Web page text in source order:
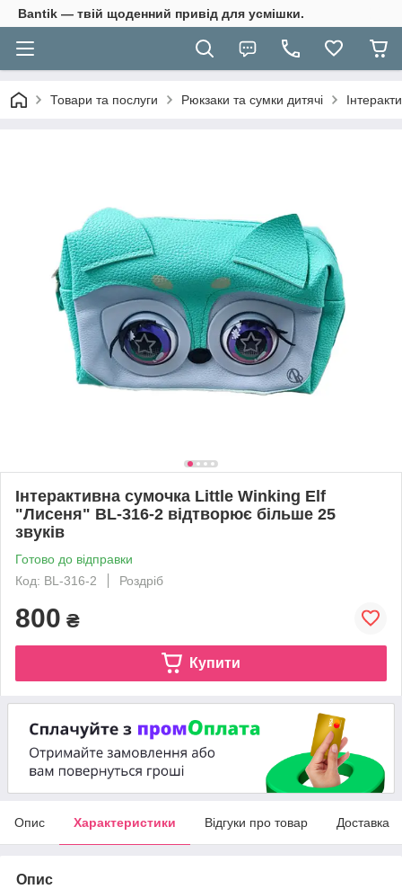
Bantik — твій щоденний привід для усмішки.
Товари та послуги Рюкзаки та сумки дитячі
Інтерактивна сумочка Little Winking Elf
"Лисеня" BL-316-2 відтворює більше 25
звуків
Готово до відправки
Код: BL-316-2
Роздріб
800 ₴
Купити
Опис Характеристики Відгуки про товар Доставка
Опис